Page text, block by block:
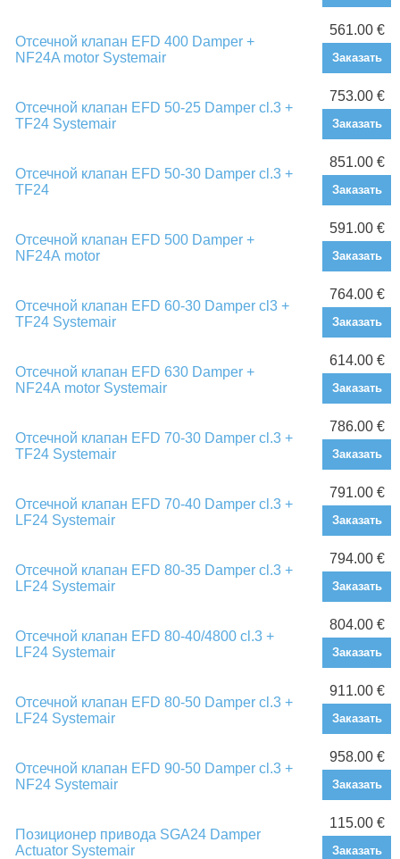
Отсечной клапан EFD 400 Damper +
NF24A motor Systemair
561.00 €
Заказать
Отсечной клапан EFD 50-25 Damper cl.3 +
TF24 Systemair
753.00 €
Заказать
Отсечной клапан EFD 50-30 Damper cl.3 +
TF24
851.00 €
Заказать
Отсечной клапан EFD 500 Damper +
NF24А motor
591.00 €
Заказать
Отсечной клапан EFD 60-30 Damper cl3 +
TF24 Systemair
764.00 €
Заказать
Отсечной клапан EFD 630 Damper +
NF24А motor Systemair
614.00 €
Заказать
Отсечной клапан EFD 70-30 Damper cl.3 +
TF24 Systemair
786.00 €
Заказать
Отсечной клапан EFD 70-40 Damper cl.3 +
LF24 Systemair
791.00 €
Заказать
Отсечной клапан EFD 80-35 Damper cl.3 +
LF24 Systemair
794.00 €
Заказать
Отсечной клапан EFD 80-40/4800 cl.3 +
LF24 Systemair
804.00 €
Заказать
Отсечной клапан EFD 80-50 Damper cl.3 +
LF24 Systemair
911.00 €
Заказать
Отсечной клапан EFD 90-50 Damper cl.3 +
NF24 Systemair
958.00 €
Заказать
Позиционер привода SGA24 Damper
Actuator Systemair
115.00 €
Заказать